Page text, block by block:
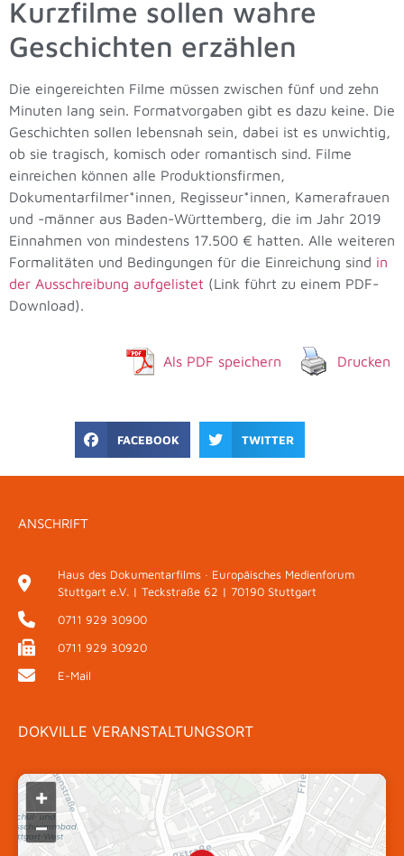
Kurzfilme sollen wahre
Geschichten erzählen
Die eingereichten Filme müssen zwischen fünf und zehn
Minuten lang sein. Formatvorgaben gibt es dazu keine. Die
Geschichten sollen lebensnah sein, dabei ist es unwichtig,
ob sie tragisch, komisch oder romantisch sind. Filme
einreichen können alle Produktionsfirmen,
Dokumentarfilmer*innen, Regisseur*innen, Kamerafrauen
und -männer aus Baden-Württemberg, die im Jahr 2019
Einnahmen von mindestens 17.500 € hatten. Alle weiteren
Formalitäten und Bedingungen für die Einreichung sind in
der Ausschreibung aufgelistet (Link führt zu einem PDF-
Download).
Als PDF speichern Drucken
FACEBOOK TWITTER
ANSCHRIFT
Haus des Dokumentarfilms · Europäisches Medienforum
Stuttgart e.V. | Teckstraße 62 | 70190 Stuttgart
0711 929 30900
0711 929 30920
E-Mail
DOKVILLE VERANSTALTUNGSORT
+
–